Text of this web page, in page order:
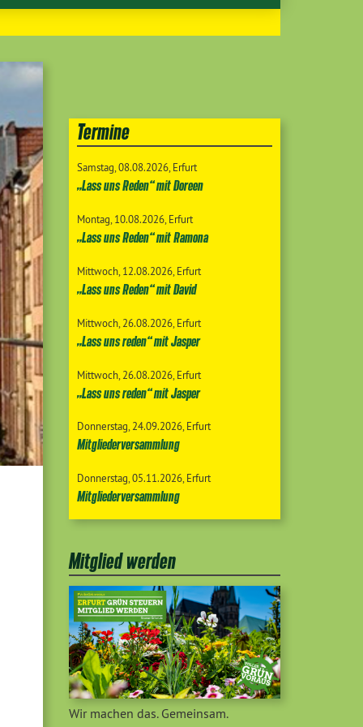
Termine
Samstag 08.08.2026 Erfurt
„Lass uns Reden“ mit Doreen
Montag 10.08.2026 Erfurt
„Lass uns Reden“ mit Ramona
Mittwoch 12.08.2026 Erfurt
„Lass uns Reden“ mit David
Mittwoch 26.08.2026 Erfurt
„Lass uns reden“ mit Jasper
Mittwoch 26.08.2026 Erfurt
„Lass uns reden“ mit Jasper
Donnerstag 24.09.2026 Erfurt
Mitgliederversammlung
Donnerstag 05.11.2026 Erfurt
Mitgliederversammlung
Mitglied werden
Wir machen das. Gemeinsam.